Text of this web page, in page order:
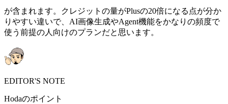
が含まれます。クレジットの量がPlusの20倍になる点が分か
りやすい違いで、AI画像生成やAgent機能をかなりの頻度で
使う前提の人向けのプランだと思います。
EDITOR'S NOTE
Hodaのポイント